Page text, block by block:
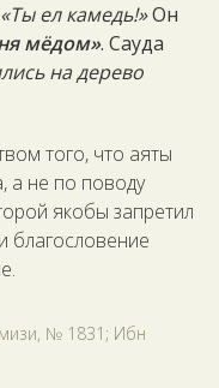
«Ты ел камедь!»Он
мёдом». Сауда
на дерево
того, что аяты
а не по поводу
якобы запретил
благословение
№ 1831; Ибн